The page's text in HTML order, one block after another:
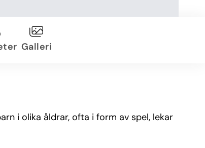
Galleri
i olika åldrar, ofta i form av spel, lekar